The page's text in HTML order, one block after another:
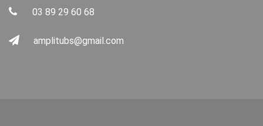
03 89 29 60 68
amplitubs@gmail.com